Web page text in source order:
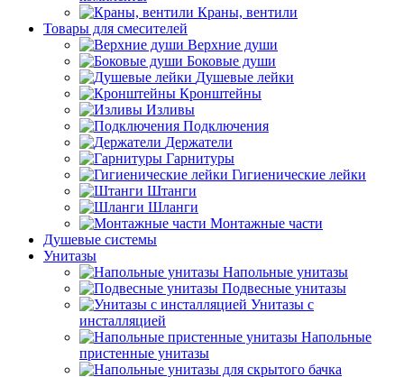
Краны, вентили
Товары для смесителей
Верхние души
Боковые души
Душевые лейки
Кронштейны
Изливы
Подключения
Держатели
Гарнитуры
Гигиенические лейки
Штанги
Шланги
Монтажные части
Душевые системы
Унитазы
Напольные унитазы
Подвесные унитазы
Унитазы с
инсталляцией
Напольные
пристенные унитазы